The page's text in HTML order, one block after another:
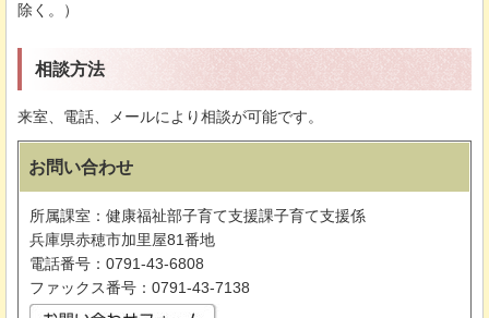
除く。）
相談方法
来室、電話、メールにより相談が可能です。
お問い合わせ
所属課室：健康福祉部子育て支援課子育て支援係
兵庫県赤穂市加里屋81番地
電話番号：0791-43-6808
ファックス番号：0791-43-7138